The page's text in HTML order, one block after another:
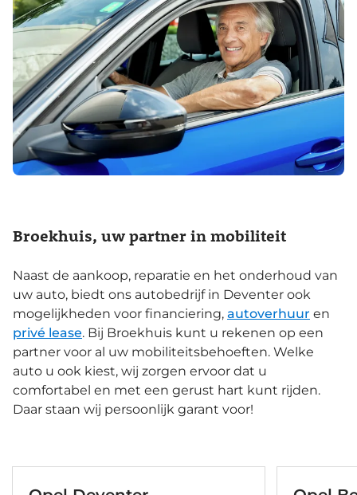
Broekhuis, uw partner in mobiliteit
Naast de aankoop, reparatie en het onderhoud van
uw auto, biedt ons autobedrijf in Deventer ook
mogelijkheden voor financiering, autoverhuur en
privé lease. Bij Broekhuis kunt u rekenen op een
partner voor al uw mobiliteitsbehoeften. Welke
auto u ook kiest, wij zorgen ervoor dat u
comfortabel en met een gerust hart kunt rijden.
Daar staan wij persoonlijk garant voor!